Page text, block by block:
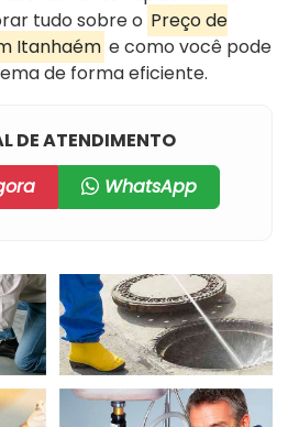
tudo sobre o Preço de
Itanhaém e como você pode
de forma eficiente.
DE ATENDIMENTO
WhatsApp